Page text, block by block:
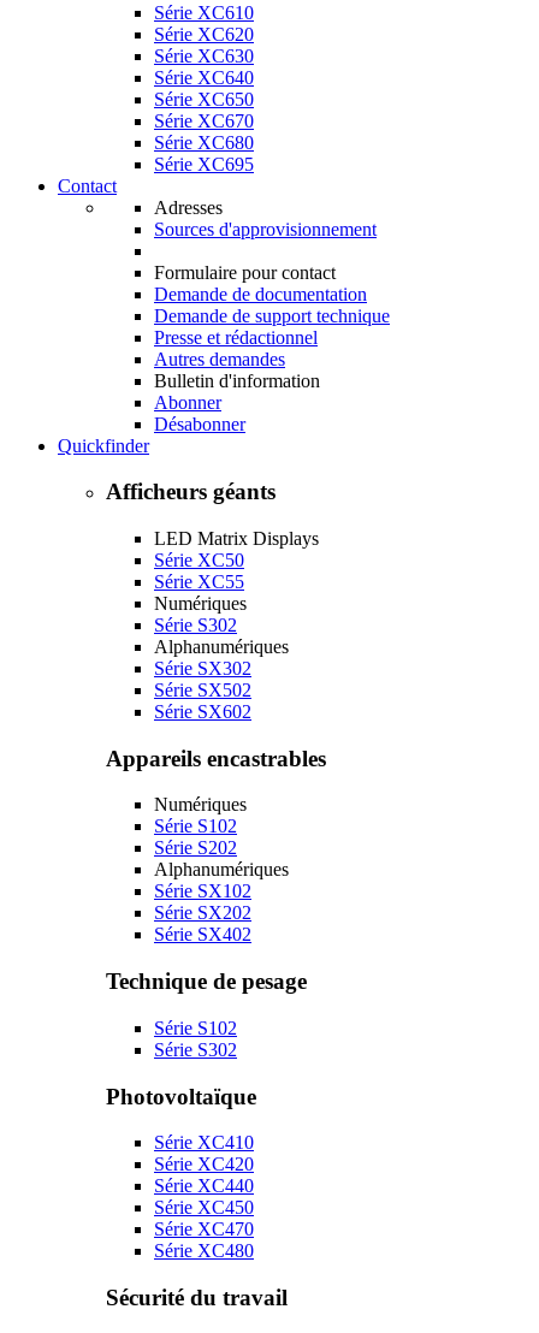
Série XC610
Série XC620
Série XC630
Série XC640
Série XC650
Série XC670
Série XC680
Série XC695
Contact
Adresses
Sources d'approvisionnement
Formulaire pour contact
Demande de documentation
Demande de support technique
Presse et rédactionnel
Autres demandes
Bulletin d'information
Abonner
Désabonner
Quickfinder
Afficheurs géants
LED Matrix Displays
Série XC50
Série XC55
Numériques
Série S302
Alphanumériques
Série SX302
Série SX502
Série SX602
Appareils encastrables
Numériques
Série S102
Série S202
Alphanumériques
Série SX102
Série SX202
Série SX402
Technique de pesage
Série S102
Série S302
Photovoltaïque
Série XC410
Série XC420
Série XC440
Série XC450
Série XC470
Série XC480
Sécurité du travail